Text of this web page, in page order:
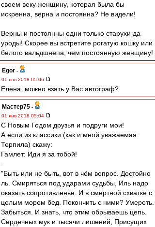
своем веку женщину, которая была бы
искренна, верна и постоянна? Не видели!
Верны и постоянны одни только старухи да
уроды! Скорее вы встретите рогатую кошку или
белого вальдшнепа, чем постоянную женщину!
Egor -
01 янв 2018 05:06
Елена, можно взять у Вас автограф?
Мастер75 -
01 янв 2018 05:04
С Новым Годом друзья и подруги мои!
А если из классики (как и мной уважаемая
Терпила) скажу:
Гамлет: Иди я за тобой!
"Быть или не быть, вот в чём вопрос. Достойно
ль. Смиряться под ударами судьбы, Иль надо
оказать сопротивленье. И в смертной схватке с
целым морем бед. Покончить с ними? Умереть.
Забыться. И знать, что этим обрываешь цепь.
Сердечных мук и тысячи лишений, Присущих